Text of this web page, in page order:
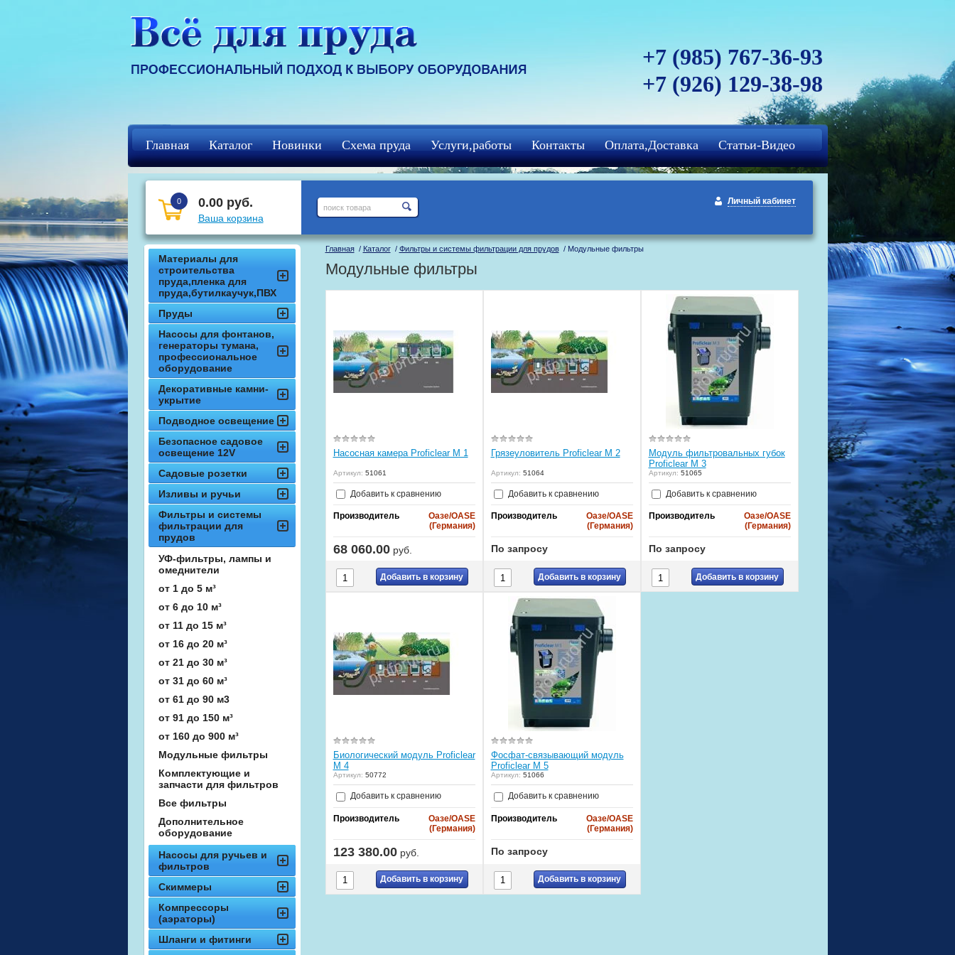
+7 (985) 767-36-93
+7 (926) 129-38-98
Главная Каталог Новинки Схема пруда Услуги,работы Контакты Оплата,Доставка Статьи-Видео
Регистрация кцф
0 0.00 руб.
Ваша корзина
Личный кабинет
Главная/ Каталог/ Фильтры и системы фильтрации для прудов/ Модульные фильтры
Модульные фильтры
Насосная камера Proficlear M 1
Артикул: 51061
Добавить к сравнению
Производитель
Оазе/OASE
(Германия)
68 060.00руб.
Добавить в корзину
Грязеуловитель Proficlear М 2
Артикул: 51064
Добавить к сравнению
Производитель
Оазе/OASE
(Германия)
По запросу
Добавить в корзину
Модуль фильтровальных губок
Proficlear М 3
Артикул: 51065
Добавить к сравнению
Производитель
Оазе/OASE
(Германия)
По запросу
Добавить в корзину
Биологический модуль Proficlear
М 4
Артикул: 50772
Добавить к сравнению
Производитель
Оазе/OASE
(Германия)
123 380.00руб.
Добавить в корзину
Фосфат-связывающий модуль
Proficlear М 5
Артикул: 51066
Добавить к сравнению
Производитель
Оазе/OASE
(Германия)
По запросу
Добавить в корзину
Материалы для
строительства
пруда,пленка для
пруда,бутилкаучук,ПВХ
Пруды
Насосы для фонтанов,
генераторы тумана,
профессиональное
оборудование
Декоративные камни-
укрытие
Подводное освещение
Безопасное садовое
освещение 12V
Садовые розетки
Изливы и ручьи
Фильтры и системы
фильтрации для
прудов
УФ-фильтры, лампы и
омеднители
от 1 до 5 м³
от 6 до 10 м³
от 11 до 15 м³
от 16 до 20 м³
от 21 до 30 м³
от 31 до 60 м³
от 61 до 90 м3
от 91 до 150 м³
от 160 до 900 м³
Модульные фильтры
Комплектующие и
запчасти для фильтров
Все фильтры
Дополнительное
оборудование
Насосы для ручьев и
фильтров
Скиммеры
Компрессоры
(аэраторы)
Шланги и фитинги